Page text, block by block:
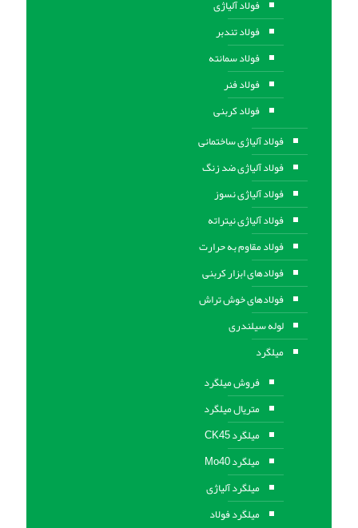
فولاد آلیاژی
فولاد تندبر
فولاد سمانته
فولاد فنر
فولاد کربنی
فولاد آلیاژی ساختمانی
فولاد آلیاژی ضد زنگ
فولاد آلیاژی نسوز
فولاد آلیاژی نیتراته
فولاد مقاوم به حرارت
فولادهای ابزار کربنی
فولادهای خوش تراش
لوله سیلندری
میلگرد
فروش میلگرد
متریال میلگرد
میلگرد CK45
میلگرد Mo40
میلگرد آلیاژی
میلگرد فولاد